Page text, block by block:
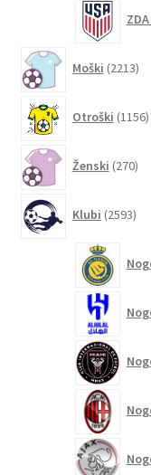
Moški 2213
Otroški 1156
Ženski 270
Klubi 2593